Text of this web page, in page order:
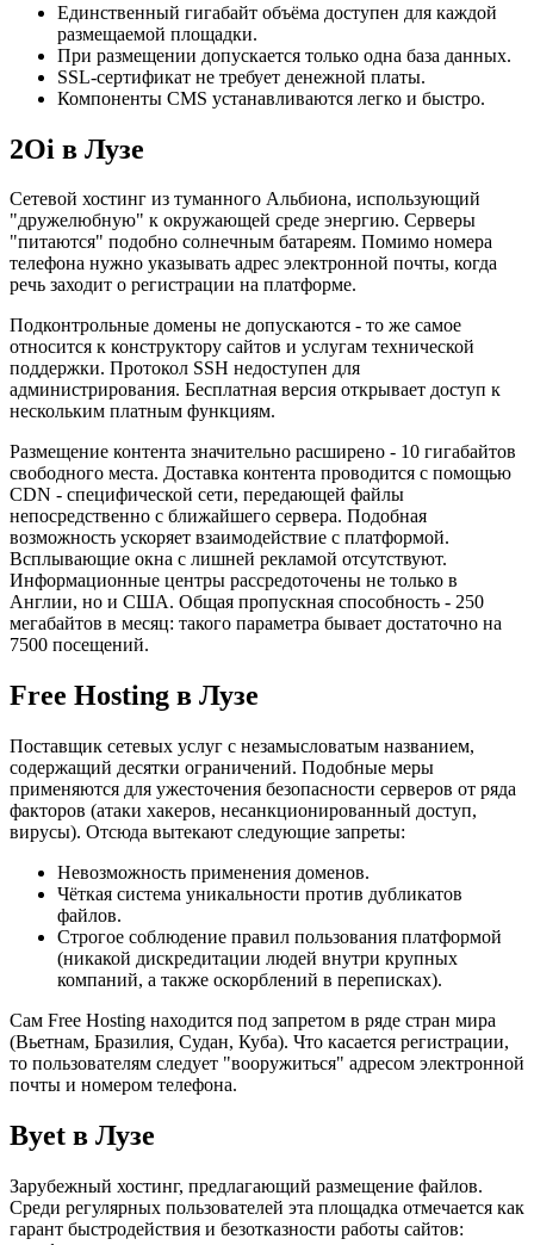
Единственный гигабайт объёма доступен для каждой
размещаемой площадки.
При размещении допускается только одна база данных.
SSL-сертификат не требует денежной платы.
Компоненты CMS устанавливаются легко и быстро.
2Oi в Лузе
Сетевой хостинг из туманного Альбиона, использующий
"дружелюбную" к окружающей среде энергию. Серверы
"питаются" подобно солнечным батареям. Помимо номера
телефона нужно указывать адрес электронной почты, когда
речь заходит о регистрации на платформе.
Подконтрольные домены не допускаются - то же самое
относится к конструктору сайтов и услугам технической
поддержки. Протокол SSH недоступен для
администрирования. Бесплатная версия открывает доступ к
нескольким платным функциям.
Размещение контента значительно расширено - 10 гигабайтов
свободного места. Доставка контента проводится с помощью
CDN - специфической сети, передающей файлы
непосредственно с ближайшего сервера. Подобная
возможность ускоряет взаимодействие с платформой.
Всплывающие окна с лишней рекламой отсутствуют.
Информационные центры рассредоточены не только в
Англии, но и США. Общая пропускная способность - 250
мегабайтов в месяц: такого параметра бывает достаточно на
7500 посещений.
Free Hosting в Лузе
Поставщик сетевых услуг с незамысловатым названием,
содержащий десятки ограничений. Подобные меры
применяются для ужесточения безопасности серверов от ряда
факторов (атаки хакеров, несанкционированный доступ,
вирусы). Отсюда вытекают следующие запреты:
Невозможность применения доменов.
Чёткая система уникальности против дубликатов
файлов.
Строгое соблюдение правил пользования платформой
(никакой дискредитации людей внутри крупных
компаний, а также оскорблений в переписках).
Сам Free Hosting находится под запретом в ряде стран мира
(Вьетнам, Бразилия, Судан, Куба). Что касается регистрации,
то пользователям следует "вооружиться" адресом электронной
почты и номером телефона.
Byet в Лузе
Зарубежный хостинг, предлагающий размещение файлов.
Среди регулярных пользователей эта площадка отмечается как
гарант быстродействия и безотказности работы сайтов: